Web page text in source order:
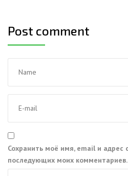
Post comment
Сохранить моё имя, email и адрес
последующих моих комментариев.